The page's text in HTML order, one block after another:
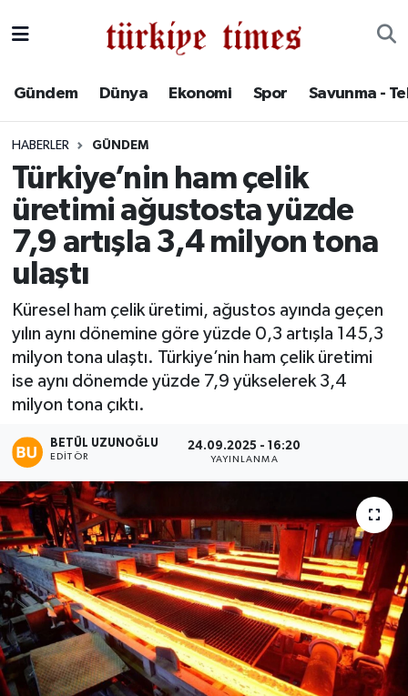
Gündem Dünya Ekonomi Spor Savunma -
HABERLER GÜNDEM
Türkiye’nin ham çelik
üretimi ağustosta yüzde
7,9 artışla 3,4 milyon tona
ulaştı
Küresel ham çelik üretimi, ağustos ayında geçen
yılın aynı dönemine göre yüzde 0,3 artışla 145,3
milyon tona ulaştı. Türkiye’nin ham çelik üretimi
ise aynı dönemde yüzde 7,9 yükselerek 3,4
milyon tona çıktı.
BETÜL UZUNOĞLU
EDITÖR
24.09.2025 - 16:20
YAYINLANMA
Ekonomi
Spor
Savunma - Teknoloji
Kültür - Sanat
Yaşam
Süper Lig Puan Durumu ve Fikstür
Tüm Manşetler
Son Dakika Haberleri
Haber Arşivi